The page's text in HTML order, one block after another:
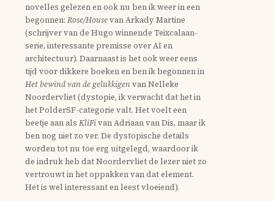
novelles gelezen en ook nu ben ik weer in een
begonnen: Rose/Housevan Arkady Martine
(schrijver van de Hugo winnende Teixcalaan-
serie, interessante premisse over AI en
architectuur). Daarnaast is het ook weer eens
tijd voor dikkere boeken en ben ik begonnen in
Het bewind van de gelukkigenvan Nelleke
Noordervliet (dystopie, ik verwacht dat het in
het PolderSF-categorie valt. Het voelt een
beetje aan als KliFivan Adriaan van Dis, maar ik
ben nog niet zo ver. De dystopische details
worden tot nu toe erg uitgelegd, waardoor ik
de indruk heb dat Noordervliet de lezer niet zo
vertrouwt in het oppakken van dat element.
Het is wel interessant en leest vloeiend).